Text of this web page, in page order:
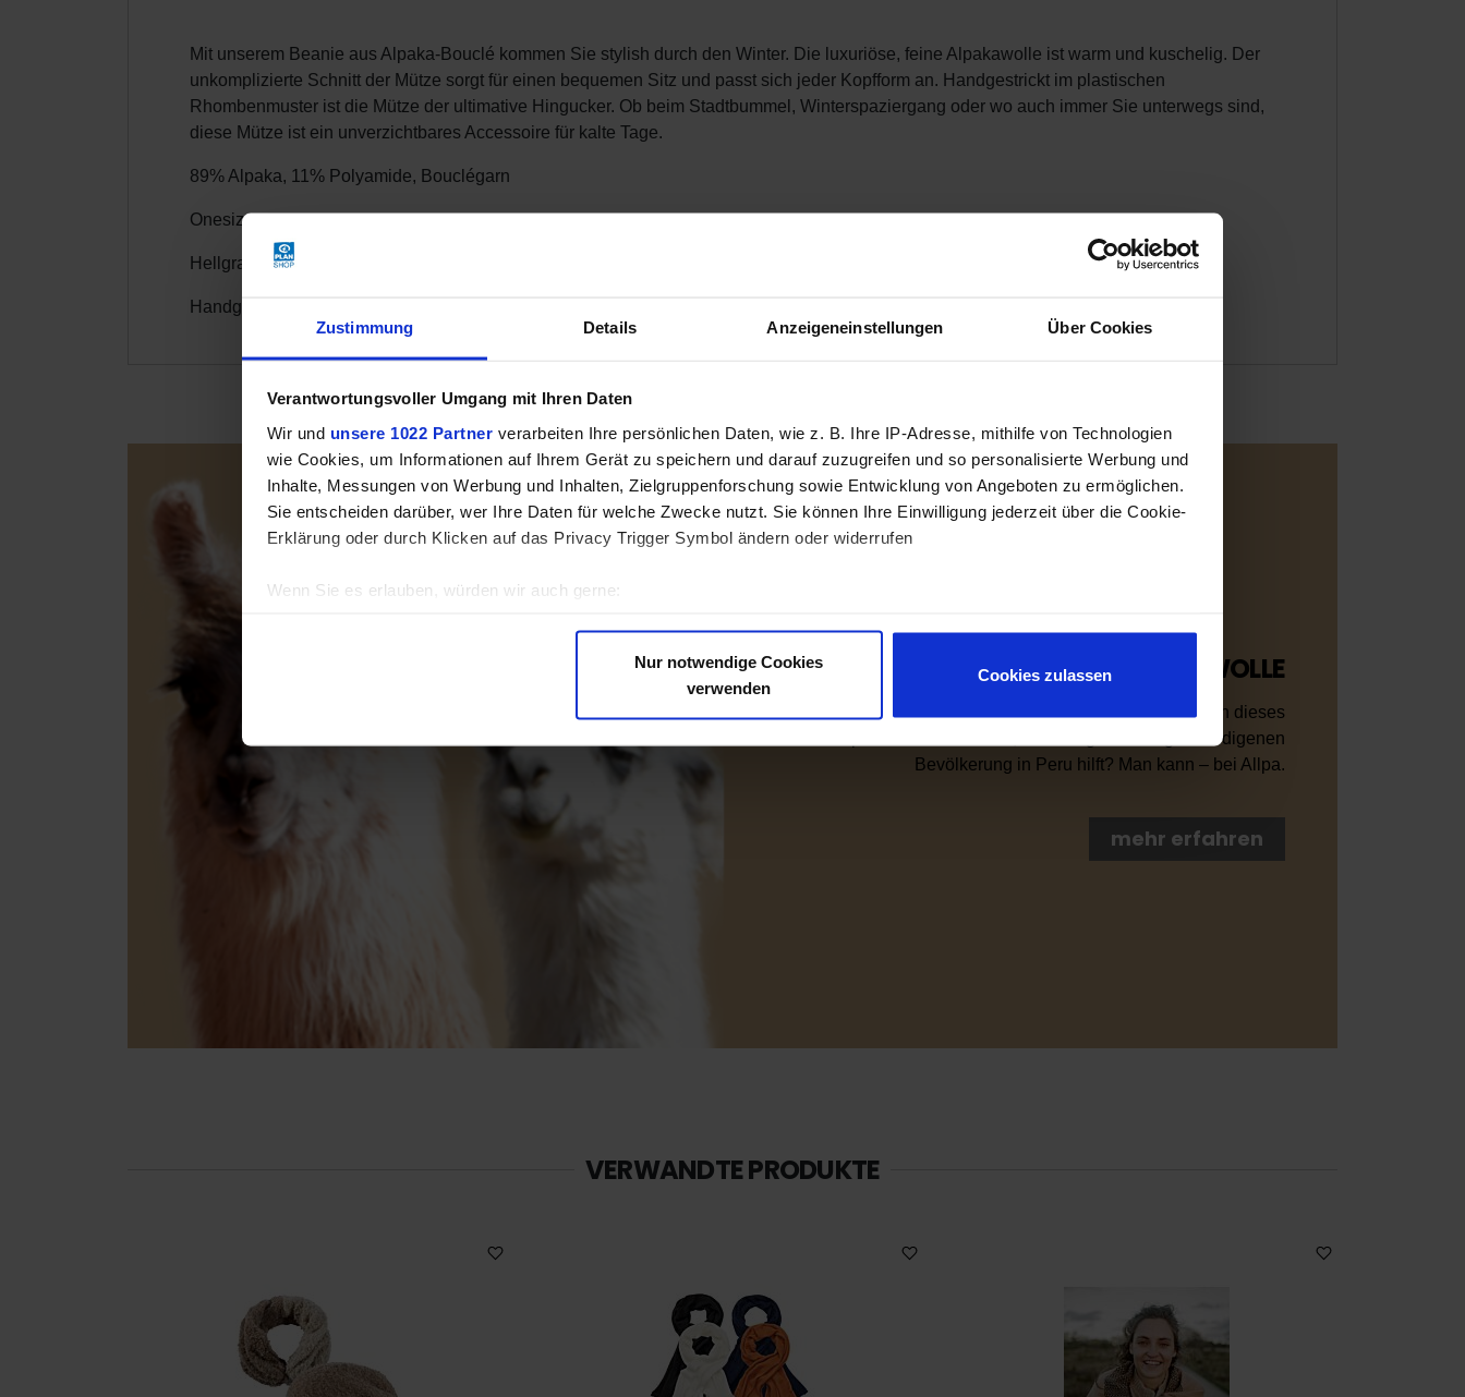
Zustimmung Details Anzeigeneinstellungen Über Cookies
Verantwortungsvoller Umgang mit Ihren Daten
Wir und unsere 1022 Partner verarbeiten Ihre persönlichen Daten, wie z. B. Ihre IP-Adresse, mithilfe von Technologien
wie Cookies, um Informationen auf Ihrem Gerät zu speichern und darauf zuzugreifen und so personalisierte Werbung und
Inhalte, Messungen von Werbung und Inhalten, Zielgruppenforschung sowie Entwicklung von Angeboten zu ermöglichen.
Sie entscheiden darüber, wer Ihre Daten für welche Zwecke nutzt. Sie können Ihre Einwilligung jederzeit über die Cookie-
Erklärung oder durch Klicken auf das Privacy Trigger Symbol ändern oder widerrufen
Wenn Sie es erlauben, würden wir auch gerne:
Erfahren Sie mehr darüber, wie Ihre persönlichen Daten verarbeitet werden, und legen Sie Ihre Präferenzen imAbschnitt
Wir verwenden Cookies, um Inhalte und Anzeigen zu personalisieren, Funktionen für soziale Medien anbieten zu können
und die Zugriffe auf unsere Website zu analysieren. Außerdem geben wir Informationen zu Ihrer Verwendung unserer
möglicherweise mit weiteren Daten zusammen, die Sie ihnen bereitgestellt haben oder die sie im Rahmen Ihrer Nutzung
Nur notwendige Cookies
verwenden
Cookies zulassen
Mit unserem Beanie aus Alpaka-Bouclé kommen Sie stylish durch den Winter. Die luxuriöse, feine Alpakawolle ist warm und kuschelig. Der
unkomplizierte Schnitt der Mütze sorgt für einen bequemen Sitz und passt sich jeder Kopfform an. Handgestrickt im plastischen
Rhombenmuster ist die Mütze der ultimative Hingucker. Ob beim Stadtbummel, Winterspaziergang oder wo auch immer Sie unterwegs sind,
diese Mütze ist ein unverzichtbares Accessoire für kalte Tage.
89% Alpaka, 11% Polyamide, Bouclégarn
Onesize
Hellgrau
Handgestrickt und Fair Trade aus Peru
WUNDERBARE WOLLE
Alpaka gehört zu den kostbarsten Wollsorten. Kann man dieses
Luxusprodukt so herstellen, dass es gleichzeitig der indigenen
Bevölkerung in Peru hilft? Man kann – bei Allpa.
mehr erfahren
VERWANDTE PRODUKTE